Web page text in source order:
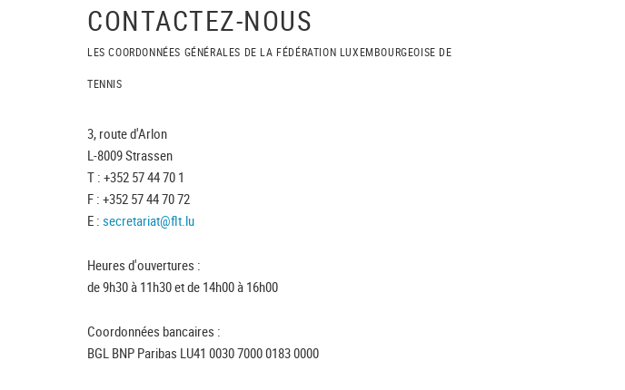
CONTACTEZ-NOUS
LES COORDONNÉES GÉNÉRALES DE LA FÉDÉRATION LUXEMBOURGEOISE DE
TENNIS
3, route d'Arlon
L-8009 Strassen
T : +352 57 44 70 1
F : +352 57 44 70 72
E : secretariat@flt.lu
Heures d'ouvertures :
de 9h30 à 11h30 et de 14h00 à 16h00
Coordonnées bancaires :
BGL BNP Paribas LU41 0030 7000 0183 0000